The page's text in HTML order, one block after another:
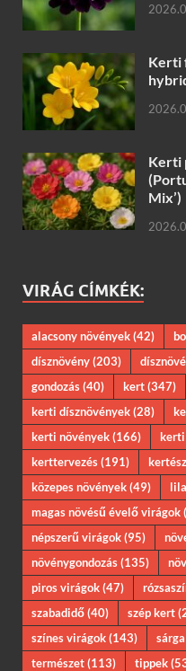
Kerti
Kerti
Mix’)
VIRÁG CÍMKÉK:
alacsony növények(42)
dísznövény(203)
gondozás(40) kert(347)
kerti dísznövények(28)
kerti növények(166)
kerttervezés(191)
közepes növények(49)
magas növésű évelő virágok
népszerű virágok(95)
növénygondozás(135)
piros virágok(47)
szabadidő(40) szép kert
színes virágok(143)
természet(113) tippek